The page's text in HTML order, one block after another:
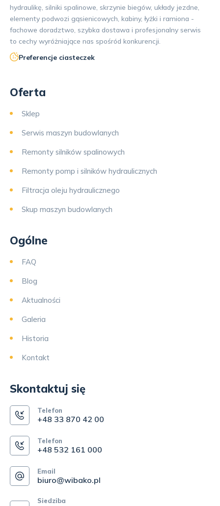
hydraulikę, silniki spalinowe, skrzynie biegów, układy jezdne,
elementy podwozi gąsienicowych, kabiny, łyżki i ramiona -
fachowe doradztwo, szybka dostawa i profesjonalny serwis
to cechy wyróżniające nas spośród konkurencji.
Preferencje ciasteczek
Oferta
Sklep
Serwis maszyn budowlanych
Remonty silników spalinowych
Remonty pomp i silników hydraulicznych
Filtracja oleju hydraulicznego
Skup maszyn budowlanych
Ogólne
FAQ
Blog
Aktualności
Galeria
Historia
Kontakt
Skontaktuj się
Telefon
+48 33 870 42 00
Telefon
+48 532 161 000
Email
biuro@wibako.pl
Siedziba